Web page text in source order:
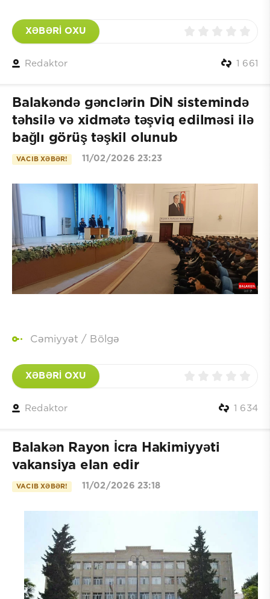
XƏBƏRİ OXU
Redaktor 1 661
Balakəndə gənclərin DİN sistemində
təhsilə və xidmətə təşviq edilməsi ilə
bağlı görüş təşkil olunub
VACIB XƏBƏR! 11/02/2026 23:23
Cəmiyyət / Bölgə
XƏBƏRİ OXU
Redaktor 1 634
Balakən Rayon İcra Hakimiyyəti
vakansiya elan edir
VACIB XƏBƏR! 11/02/2026 23:18